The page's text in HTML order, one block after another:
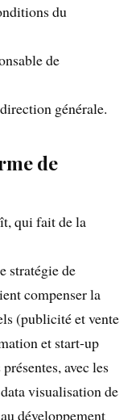
du
de
générale.
de
qui fait de la
stratégie de
compenser la
(publicité et vente
et start-up
avec les
visualisation de
développement